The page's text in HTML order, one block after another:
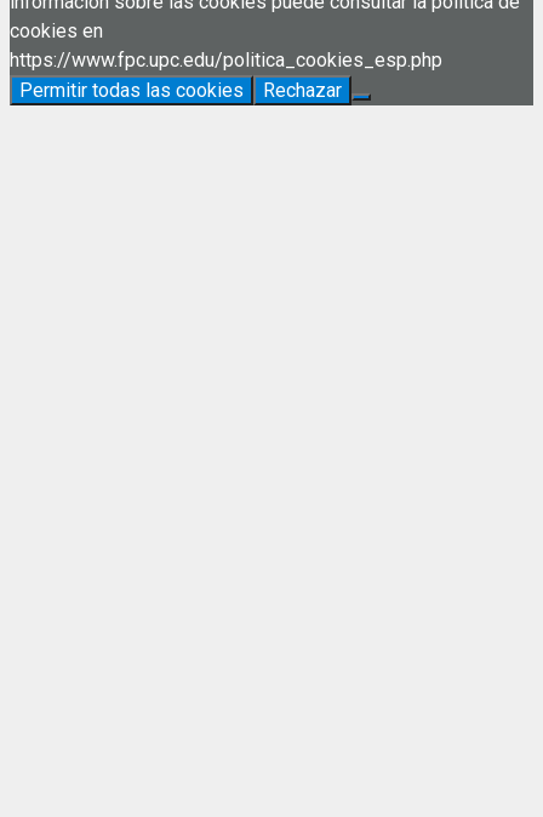
cookies en
https://www.fpc.upc.edu/politica_cookies_esp.php
Permitir todas las cookies
Rechazar